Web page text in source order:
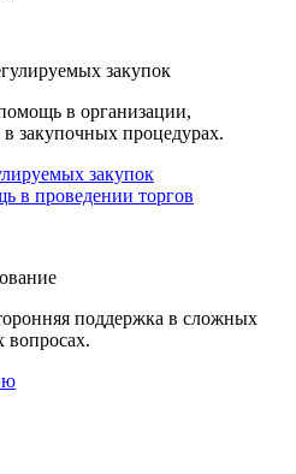
закупок
в организации,
закупочных процедурах.
закупок
в проведении торгов
поддержка в сложных
вопросах.